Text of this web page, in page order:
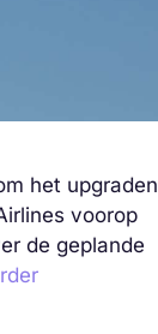
het upgraden
voorop
de geplande